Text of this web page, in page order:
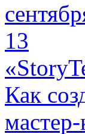
13
Как